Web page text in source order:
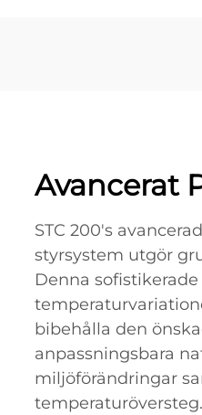
Avancerat
STC 200's
styrsystem utgör
Denna
bibehålla den
anpassningsbara
miljöförändringar